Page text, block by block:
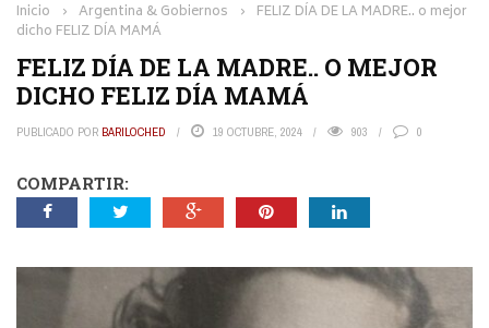
Inicio › Argentina & Gobiernos › FELIZ DÍA DE LA MADRE.. o mejor
dicho FELIZ DÍA MAMÁ
FELIZ DÍA DE LA MADRE.. O MEJOR
DICHO FELIZ DÍA MAMÁ
PUBLICADO POR BARILOCHED 19 OCTUBRE, 2024 903 0
COMPARTIR: